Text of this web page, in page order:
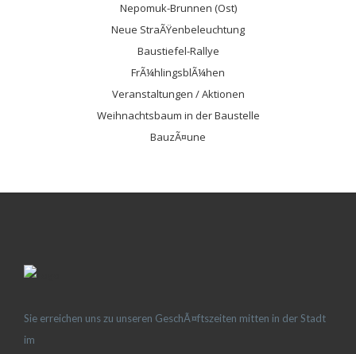
Nepomuk-Brunnen (Ost)
Neue StraÃŸenbeleuchtung
Baustiefel-Rallye
FrÃ¼hlingsblÃ¼hen
Veranstaltungen / Aktionen
Weihnachtsbaum in der Baustelle
BauzÃ¤une
Sie erreichen uns zu unseren GeschÃ¤ftszeiten mitten in der Stadt
im